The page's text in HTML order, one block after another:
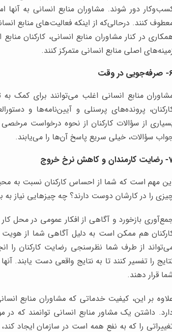
دور شوند. مشاوران منابع انسانی به
کنند. درحالی‌که از اینکه فعالیت‌های منابع
در کنار مشاوران منابع انسانی، کارکنان
اصلی منابع انسانی متمرکز کنند.
در وقت
منابع انسانی اغلب می‌توانند برای کمک به
پرونده‌های پرسنلی و آیین‌نامه‌ها و
از سؤالات کارکنان از نحوه درخواست
سؤالات، خیلی سریع پاسخ آن‌ها را می‌یابند.
نرخ خروج
مهم است که شما از احساس کارکنان نسبت به
را در کارشان دوست دارند؟ چه چیزهایی نیاز به
بازخورد و آگاهی از افکار عمومی در محل
هم ممکن است به دلیل آگاهی شما از
از طرف شما نظرسنجی رضایت کارکنان را
را تفسیر کنند تا به نتایج واقعی دست یابند.
قرار دهند.
بر این، کیفیت خدماتی که مشاوران منابع
داشتن یک مشاور منابع انسانی توانمند که
را که به نفع همه است در سازمان ایجاد